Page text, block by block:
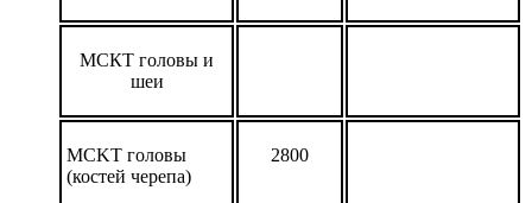
МСКТ головы и
шеи
MCKT головы
(костей черепа)
2800